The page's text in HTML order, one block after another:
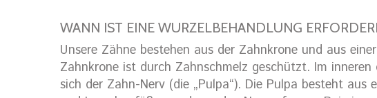
WANN IST EINE WURZELBEHANDLUNG
Unsere Zähne bestehen aus der Zahnkrone und aus
Zahnkrone ist durch Zahnschmelz geschützt. Im
sich der Zahn-Nerv (die „Pulpa“). Die Pulpa besteht aus